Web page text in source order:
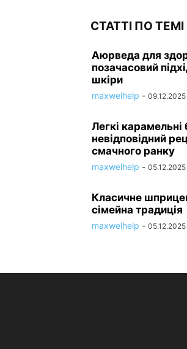
СТАТТІ ПО ТЕМІ
Аюрведа для
позачасовий
шкіри
maxwelhelp - 09.12.2025
Легкі карамельні
невідповідний
смачного ранку
maxwelhelp - 05.12.2025
Класичне
сімейна традиція
maxwelhelp - 05.12.2025